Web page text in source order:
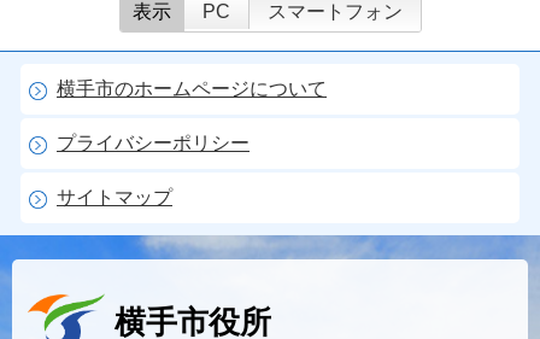
表示 PC スマートフォン
横手市のホームページについて
プライバシーポリシー
サイトマップ
横手市役所